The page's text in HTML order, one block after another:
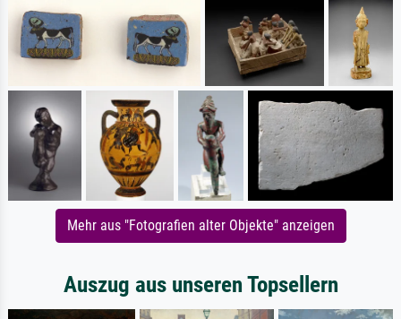
Mehr aus "Fotografien alter Objekte" anzeigen
Auszug aus unseren Topsellern